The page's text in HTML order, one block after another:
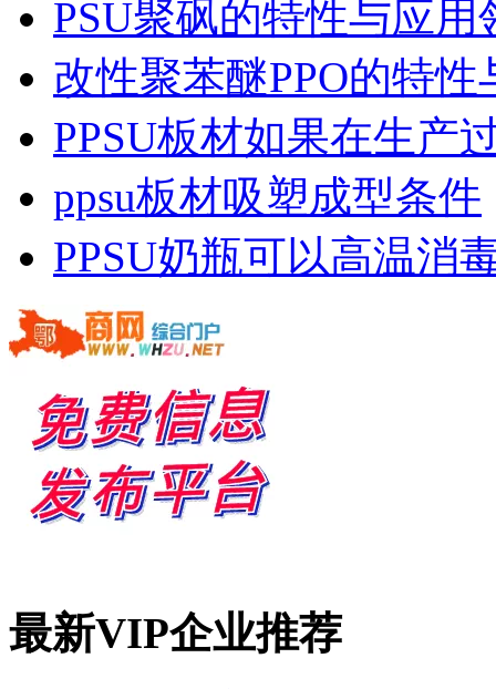
PSU聚砜的特性与应用
改性聚苯醚PPO的特
PPSU板材如果在生产
ppsu板材吸塑成型条件
PPSU奶瓶可以高温消
最新VIP企业推荐